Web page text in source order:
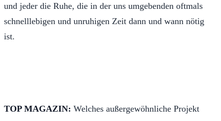
und jeder die Ruhe, die in der uns umgebenden oftmals
schnelllebigen und unruhigen Zeit dann und wann nötig
ist.
TOP MAGAZIN: Welches außergewöhnliche Projekt